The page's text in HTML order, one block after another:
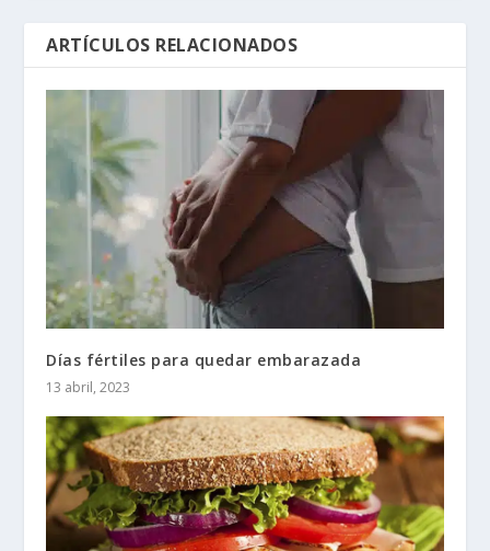
ARTÍCULOS RELACIONADOS
Días fértiles para quedar embarazada
13 abril, 2023